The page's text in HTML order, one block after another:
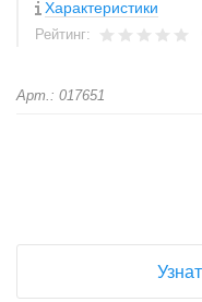
Характеристики
Рейтинг:
Арт.: 017651